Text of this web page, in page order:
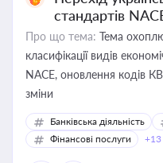
стандартів
Про що тема: Тема
класифікації видів
NACE, оновлення кодів
зміни
Банківська діяльність
Фінансові послуги
+13